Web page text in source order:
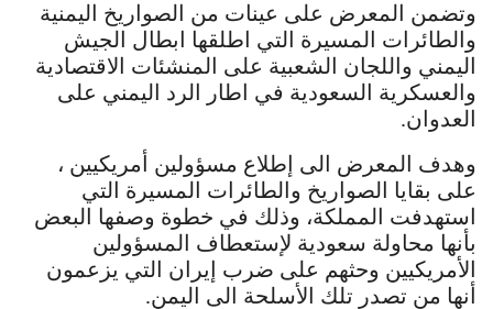
وتضمن المعرض على عينات من الصواريخ اليمنية
والطائرات المسيرة التي اطلقها ابطال الجيش
اليمني واللجان الشعبية على المنشئات الاقتصادية
والعسكرية السعودية في اطار الرد اليمني على
العدوان.
وهدف المعرض الى إطلاع مسؤولين أمريكيين ،
على بقايا الصواريخ والطائرات المسيرة التي
استهدفت المملكة، وذلك في خطوة وصفها البعض
بأنها محاولة سعودية لإستعطاف المسؤولين
الأمريكيين وحثهم على ضرب إيران التي يزعمون
أنها من تصدر تلك الأسلحة الى اليمن.